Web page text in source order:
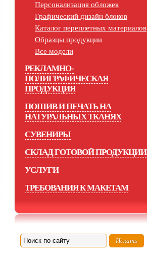
Персонализация обложек
Графический дизайн блоков
Каталог переплетных материалов
Образцы продукции
Все модели
РЕКЛАМНО-
ПОЛИГРАФИЧЕСКАЯ
ПРОДУКЦИЯ
ПОШИВ И ПЕЧАТЬ НА
НАТУРАЛЬНЫХ ТКАНЯХ
СУВЕНИРЫ
СКЛАД ГОТОВОЙ ПРОДУКЦИИ
УСЛУГИ
ТРЕБОВАНИЯ К МАКЕТАМ